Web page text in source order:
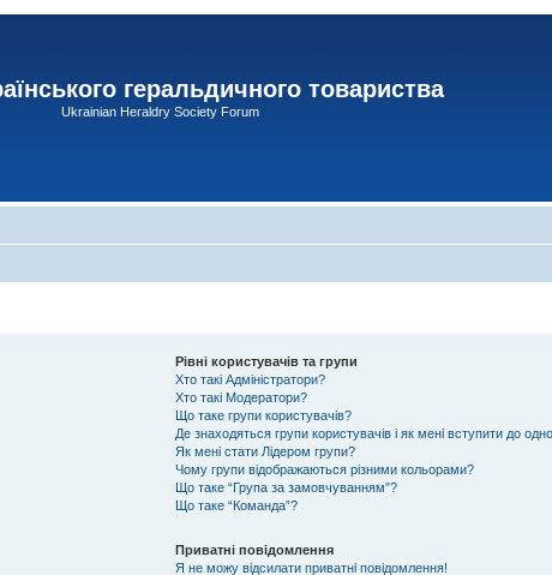
геральдичного товариства
Ukrainian Heraldry Society Forum
Рівні користувачів та групи
Хто такі Адміністратори?
Хто такі Модератори?
Що таке групи користувачів?
Де знаходяться групи користувачів і як мені вступити до
Як мені стати Лідером групи?
Чому групи відображаються різними кольорами?
Що таке “Група за замовчуванням”?
Що таке “Команда”?
Приватні повідомлення
Я не можу відсилати приватні повідомлення!